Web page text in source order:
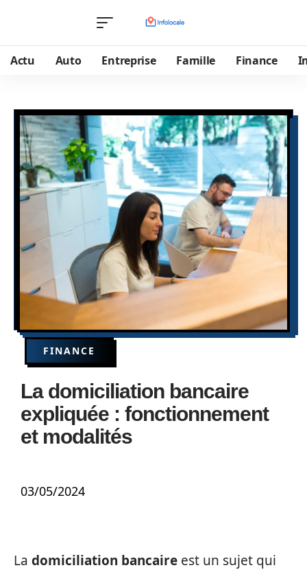
Actu Auto Entreprise Famille Finance
FINANCE
La domiciliation bancaire
expliquée : fonctionnement
et modalités
03/05/2024
La domiciliation bancaire est un sujet qui